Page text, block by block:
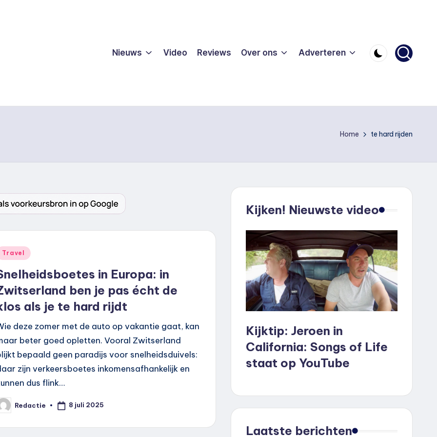
Nieuws Video Reviews Over ons Adverteren
Home te hard rijden
Travel
in Europa: in
ben je pas écht de
als je te hard rijdt
deze zomer met de auto op vakantie gaat, kan
beter goed opletten. Vooral Zwitserland
bepaald geen paradijs voor snelheidsduivels:
zijn verkeersboetes inkomensafhankelijk en
dus flink…
Redactie 8 juli 2025
Kijken! Nieuwste video
Kijktip: Jeroen in
California: Songs of Life
staat op YouTube
Laatste berichten